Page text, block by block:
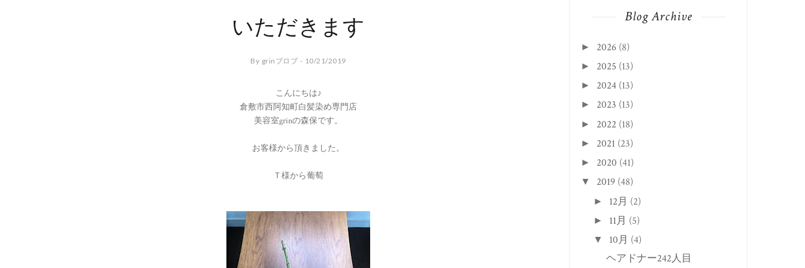
いただきます
By grinブロブ - 10/21/2019
こんにちは♪
倉敷市西阿知町白髪染め専門店
美容室grinの森保です。
お客様から頂きました。
Ｔ様から葡萄
Blog Archive
► 2026 (8)
► 2025 (13)
► 2024 (13)
► 2023 (13)
► 2022 (18)
► 2021 (23)
► 2020 (41)
▼ 2019 (48)
► 12月 (2)
► 11月 (5)
▼ 10月 (4)
ヘアドナー242人目